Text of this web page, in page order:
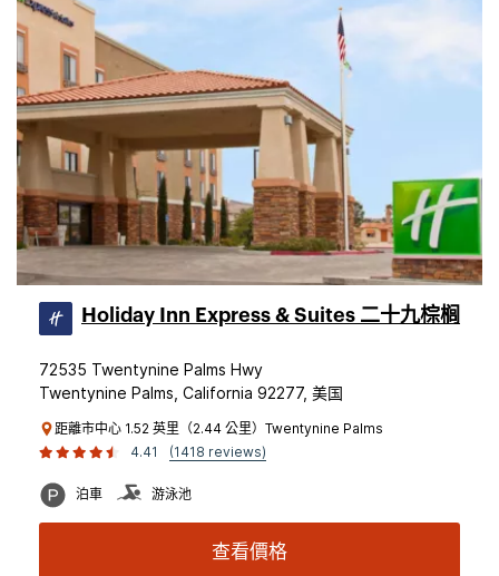
Holiday Inn Express & Suites 二十九棕榈
72535 Twentynine Palms Hwy
Twentynine Palms, California 92277, 美国
距離市中心 1.52 英里（2.44 公里）Twentynine Palms
4.41
(1418 reviews)
泊車 游泳池
查看價格